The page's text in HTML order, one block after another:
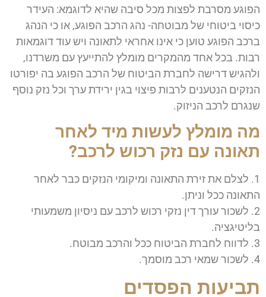
הפוגע מסרבת לפצות מכל סיבה שהיא לדוגמא: העידר
כיסוי ביטוחי של מבוטחה- נהג הרכב הפוגע, או כי הנהג
ברכב הפוגע טוען כי אינו אחראי לתאונה ויש עוד דוגמאות
רבות. בכל אחד מהמקרים מומלץ להתייעץ עם משרדנו,
ולהגיש דרישה לחברת הביטוח של הרכב הפוגע בה יפורטו
הנזקים הנטענים לרבות פיצוי בגין ירידת ערך וכל נזק נוסף
שנגרם לרכב הניזוק.
מה מומלץ לעשות מיד לאחר
תאונה עם נזק רכוש לרכב?
1. לצלם את זירת התאונה ומיקומי הנזקים כבר לאחר
התאונה ככל וניתן.
2. לשכור עורך דין נזקי רכוש לרכב עם ניסיון משמעותי
בליטיגציה.
3. לדווח לחברת הביטוח ככל והרכב מבוטח.
4. לשכור שמאי רכב מוסמך.
תביעות הפסדים